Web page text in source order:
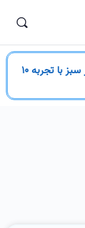
چطور طراحی سیستم را یاد بگیریم: مسیر سبز با تجربه ۱۰